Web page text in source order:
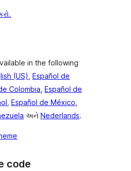
in the following
(US), Español de
Colombia, Español de
, Español de México,
અને Nederlands.
code